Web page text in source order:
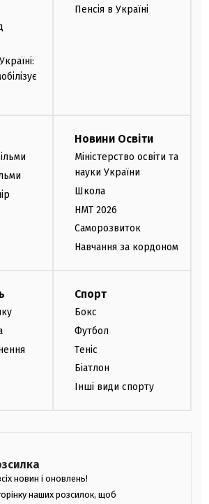
Пенсія в Україні
Новини Освіти
Міністерство освіти та
науки України
Школа
НМТ 2026
Саморозвиток
Навчання за кордоном
Спорт
Бокс
Футбол
Теніс
Біатлон
Інші види спорту
новин і оновлень!
наших розсилок, щоб